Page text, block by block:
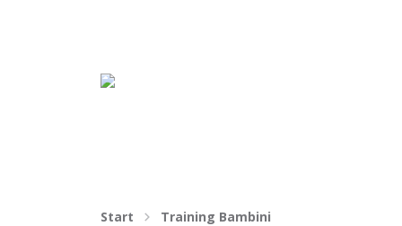
Häng nicht rum. Mach was draus!
Start Training Bambini